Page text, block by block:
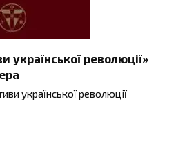
української революції»
української революції